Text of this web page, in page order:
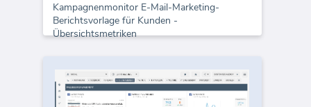
Kampagnenmonitor E-Mail-Marketing-
Berichtsvorlage für Kunden -
Übersichtsmetriken